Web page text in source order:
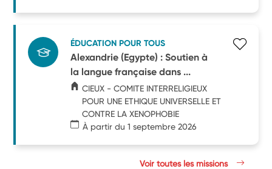
ÉDUCATION POUR TOUS
Alexandrie (Egypte) : Soutien à
la langue française dans ...
CIEUX - COMITE INTERRELIGIEUX
POUR UNE ETHIQUE UNIVERSELLE ET
CONTRE LA XENOPHOBIE
À partir du 1 septembre 2026
Voir toutes les missions